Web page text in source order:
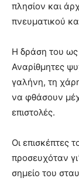
πλησίον και
πνευματικού
Η δράση του ως
Αναρίθμητες
γαλήνη, τη
να φθάσουν
επιστολές.
Οι επισκέπτες
προσευχόταν
σημείο του